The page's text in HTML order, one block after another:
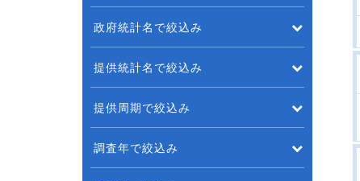
政府統計名で絞込み
提供統計名で絞込み
提供周期で絞込み
調査年で絞込み